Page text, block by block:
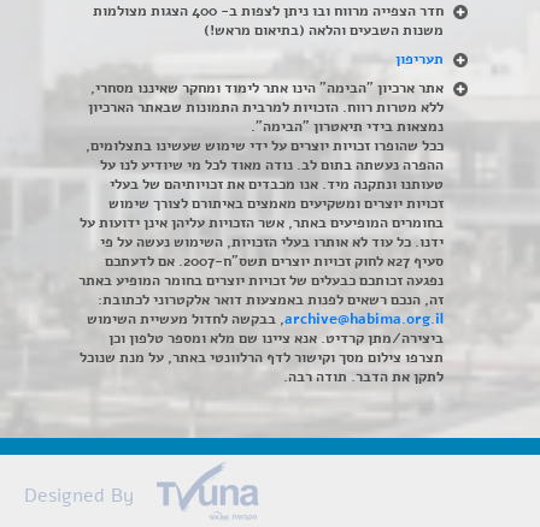
חדר הצפייה מרווח ובו ניתן לצפות ב- 400 הצגות מצולמות
משנות השבעים והלאה (בתיאום מראש!)
תעריפון
אתר ארכיון "הבימה" הינו אתר לימוד ומחקר שאיננו מסחרי,
ללא מטרות רווח. הזכויות למרבית התמונות שבאתר הארכיון
נמצאות בידי תיאטרון "הבימה".
ככל שהופרו זכויות יוצרים על ידי שימוש שעשינו בתצלומים,
ההפרה נעשתה בתום לב. נודה מאוד לכל מי שיודיע לנו על
טעותנו ונתקנה מיד. אנו מכבדים את זכויותיהם של בעלי
זכויות יוצרים ומשקיעים מאמצים באיתורם לצורך שימוש
בחומרים המופיעים באתר, אשר הזכויות עליהן אינן ידועות על
ידנו. כל עוד לא אותרו בעלי הזכויות, השימוש נעשה על פי
סעיף 27א לחוק זכויות יוצרים תשס"ח-2007. אם לדעתכם
נפגעה זכותכם כבעלים של זכויות יוצרים בחומר המופיע באתר
זה, הנכם רשאים לפנות באמצעות דואר אלקטרוני לכתובת:
archive@habima.org.il, בבקשה לחדול מעשיית השימוש
ביצירה/מתן קרדיט. אנא ציינו שם מלא ומספר טלפון וכן
תצרפו צילום מסך וקישור לדף הרלוונטי באתר, על מנת שנוכל
לתקן את הדבר. תודה רבה.
Designed By